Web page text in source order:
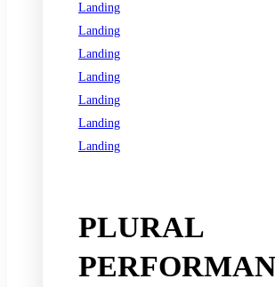
Landing
Landing
Landing
Landing
Landing
Landing
Landing
PLURAL